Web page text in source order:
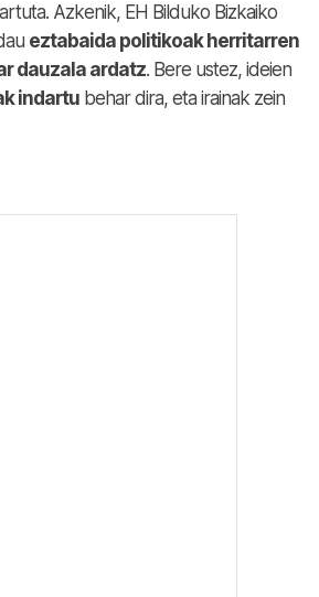
Azkenik, EH Bilduko Bizkaiko
eztabaida politikoak herritarren
dauzala ardatz. Bere ustez, ideien
indartu behar dira, eta irainak zein